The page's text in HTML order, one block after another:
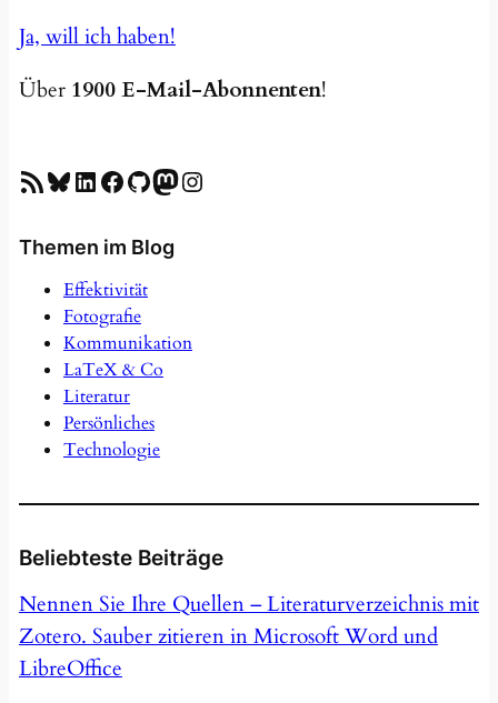
Ja, will ich haben!
Über 1900 E-Mail-Abonnenten!
RSS-Feed Bluesky LinkedIn Facebook GitHub Mastodon Instagram
Themen im Blog
Effektivität
Fotografie
Kommunikation
LaTeX & Co
Literatur
Persönliches
Technologie
Beliebteste Beiträge
Nennen Sie Ihre Quellen – Literaturverzeichnis mit
Zotero. Sauber zitieren in Microsoft Word und
LibreOffice